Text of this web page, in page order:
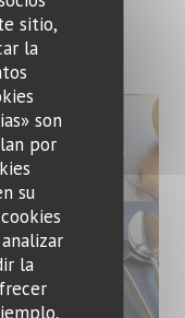
sitio,
la
son
por
su
la